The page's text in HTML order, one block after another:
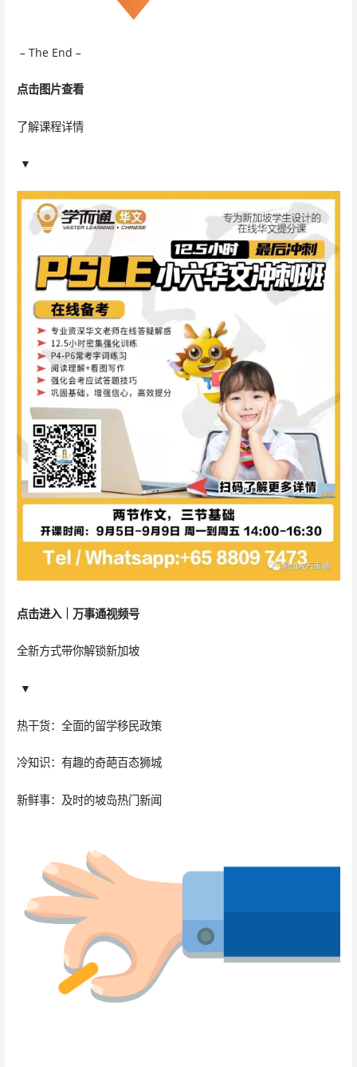
– The End –
点击图片查看
了解课程详情
▼
点击进入｜ 万事通视频号
全新方式带你解锁新加坡
▼
热干货：全面的留学移民政策
冷知识：有趣的奇葩百态狮城
新鲜事：及时的坡岛热门新闻